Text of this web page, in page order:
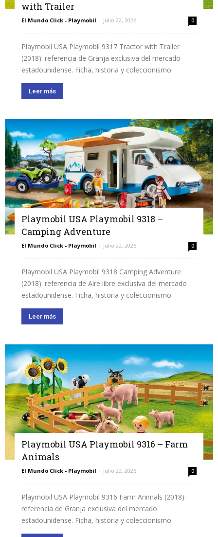
with Trailer
El Mundo Click - Playmobil - julio 22, 2026 0
Playmobil USA Playmobil 9317 Tractor with Trailer
(2018): referencia de Granja exclusiva del mercado
estadounidense. Ficha, historia y coleccionismo.
Leer más
Playmobil USA Playmobil 9318 –
Camping Adventure
El Mundo Click - Playmobil - julio 22, 2026 0
Playmobil USA Playmobil 9318 Camping Adventure
(2018): referencia de Aire libre exclusiva del mercado
estadounidense. Ficha, historia y coleccionismo.
Leer más
Playmobil USA Playmobil 9316 – Farm
Animals
El Mundo Click - Playmobil - julio 22, 2026 0
Playmobil USA Playmobil 9316 Farm Animals (2018):
referencia de Granja exclusiva del mercado
estadounidense. Ficha, historia y coleccionismo.